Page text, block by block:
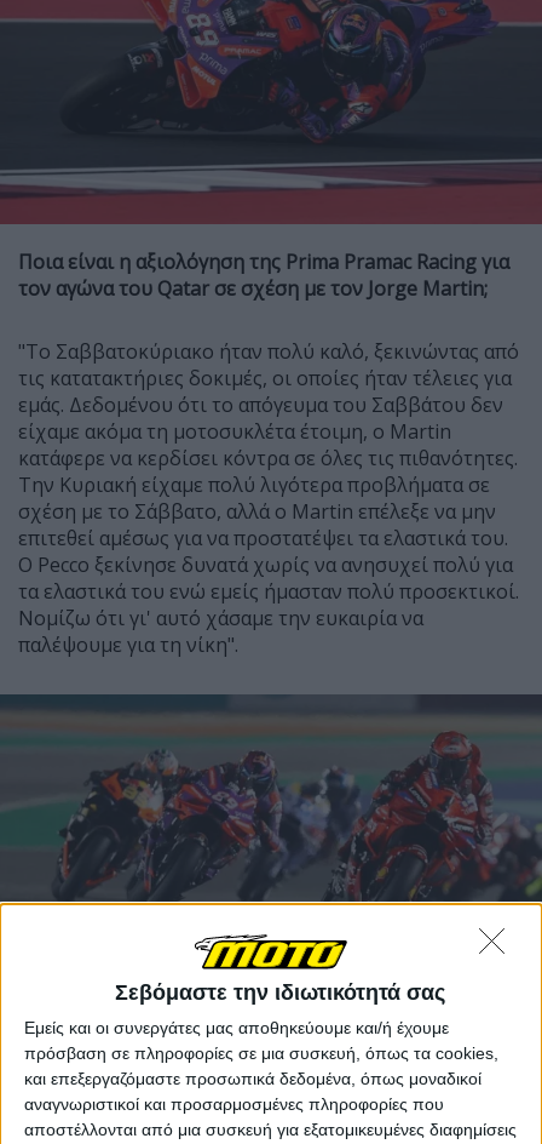
Σεβόμαστε την ιδιωτικότητά σας
Εμείς και οι συνεργάτες μας αποθηκεύουμε και/ή έχουμε
πρόσβαση σε πληροφορίες σε μια συσκευή, όπως τα cookies,
και επεξεργαζόμαστε προσωπικά δεδομένα, όπως μοναδικοί
αναγνωριστικοί και προσαρμοσμένες πληροφορίες που
αποστέλλονται από μια συσκευή για εξατομικευμένες διαφημίσεις
Ποια είναι η αξιολόγηση της Prima Pramac Racing για
τον αγώνα του Qatar σε σχέση με τον Jorge Martin;
"Το Σαββατοκύριακο ήταν πολύ καλό, ξεκινώντας από
τις κατατακτήριες δοκιμές, οι οποίες ήταν τέλειες για
εμάς. Δεδομένου ότι το απόγευμα του Σαββάτου δεν
είχαμε ακόμα τη μοτοσυκλέτα έτοιμη, ο Martin
κατάφερε να κερδίσει κόντρα σε όλες τις πιθανότητες.
Την Κυριακή είχαμε πολύ λιγότερα προβλήματα σε
σχέση με το Σάββατο, αλλά ο Martin επέλεξε να μην
επιτεθεί αμέσως για να προστατέψει τα ελαστικά του.
Ο Pecco ξεκίνησε δυνατά χωρίς να ανησυχεί πολύ για
τα ελαστικά του ενώ εμείς ήμασταν πολύ προσεκτικοί.
Νομίζω ότι γι' αυτό χάσαμε την ευκαιρία να
παλέψουμε για τη νίκη".
Ήταν συντηρητική η απόφαση που λάβατε ή ήταν
μέρος της στρατηγικής της ομάδας;